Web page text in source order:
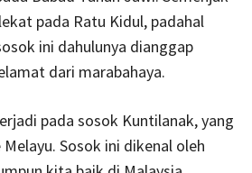
pada Ratu Kidul, padahal
ini dahulunya dianggap
dari marabahaya.
pada sosok Kuntilanak, yang
Sosok ini dikenal oleh